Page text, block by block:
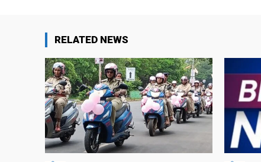
RELATED NEWS